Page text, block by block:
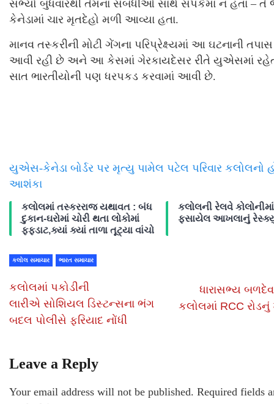
સભ્યો બુધવારથી તેમના સંબંધીઓ સાથે સંપર્કમાં ન હતા – તે
કેનેડામાં ચાર મૃતદેહો મળી આવ્યા હતા.
માનવ તસ્કરીની મોટી ગેંગના પરિપ્રેક્ષ્યમાં આ ઘટનાની તપાસ
આવી રહી છે અને આ કેસમાં ગેરકાયદેસર રીતે યુએસમાં
સાત ભારતીયોની પણ ધરપકડ કરવામાં આવી છે.
યુએસ-કેનેડા બોર્ડર પર મૃત્યુ પામેલ પટેલ પરિવાર કલોલનો
આશંકા
કલોલમાં તસ્કરરાજ યથાવત : બંધ
દુકાન-ઘરોમાં ચોરી થતા લોકોમાં
ફફડાટ,ક્યાં ક્યાં તાળા તૂટ્યા વાંચો
કલોલની રેલવે કોલોનીમાં
ફસાયેલ આખલાનું
કલોલ સમાચાર ભારત સમાચાર
કલોલમાં પકોડીની
લારીએ સોશિયલ ડિસ્ટન્સના ભંગ
બદલ પોલીસે ફરિયાદ નોંધી
ધારાસભ્ય
કલોલમાં RCC રોડનું
Leave a Reply
Your email address will not be published. Required fields